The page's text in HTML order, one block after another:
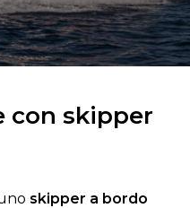
con skipper
skipper a bordo